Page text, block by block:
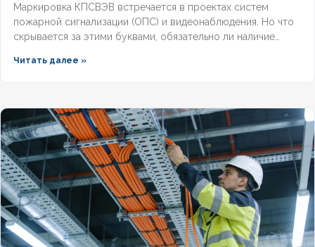
Маркировка КПСВЭВ встречается в проектах систем
пожарной сигнализации (ОПС) и видеонаблюдения. Но что
скрывается за этими буквами, обязательно ли наличие
требованиям СП и ГОСТ? Разберём полную расшифровку,
Читать далее »